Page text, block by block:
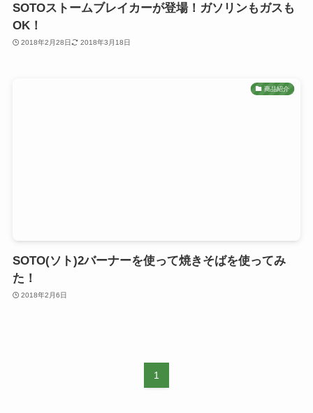
SOTOストームブレイカーが登場！ガソリンもガスも
OK！
2018年2月28日 2018年3月18日
商品紹介
SOTO(ソト)2バーナーを使って焼きそばを使ってみ
た！
2018年2月6日
1